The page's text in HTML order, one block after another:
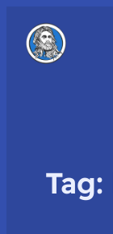
Tag: